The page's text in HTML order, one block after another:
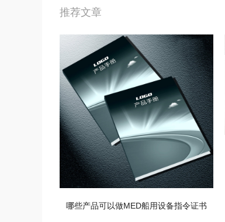
推荐文章
哪些产品可以做MED船用设备指令证书